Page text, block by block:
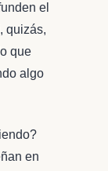
el
quizás,
que
algo
en